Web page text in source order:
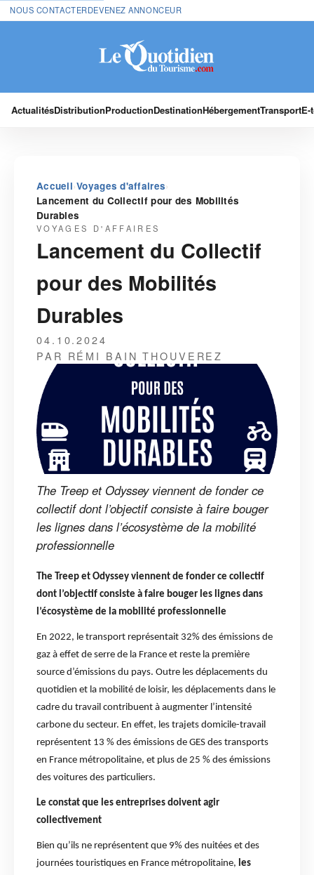
NOUS CONTACTERDEVENEZ ANNONCEUR
ActualitésDistributionProductionDestinationHébergementTransport
Accueil›Voyages d'affaires›
Lancement du Collectif pour des Mobilités
Durables
VOYAGES D'AFFAIRES
Lancement du Collectif
pour des Mobilités
Durables
04.10.2024
PAR RÉMI BAIN THOUVEREZ
The Treep et Odyssey viennent de fonder ce
collectif dont l’objectif consiste à faire bouger
les lignes dans l’écosystème de la mobilité
professionnelle
The Treep et Odyssey viennent de fonder ce collectif
dont l’objectif consiste à faire bouger les lignes dans
l’écosystème de la mobilité professionnelle
En 2022, le transport représentait 32% des émissions de
gaz à effet de serre de la France et reste la première
source d’émissions du pays. Outre les déplacements du
quotidien et la mobilité de loisir, les déplacements dans le
cadre du travail contribuent à augmenter l’intensité
carbone du secteur. En effet, les trajets domicile-travail
représentent 13 % des émissions de GES des transports
en France métropolitaine, et plus de 25 % des émissions
des voitures des particuliers.
Le constat que les entreprises doivent agir
collectivement
Bien qu’ils ne représentent que 9% des nuitées et des
journées touristiques en France métropolitaine, les